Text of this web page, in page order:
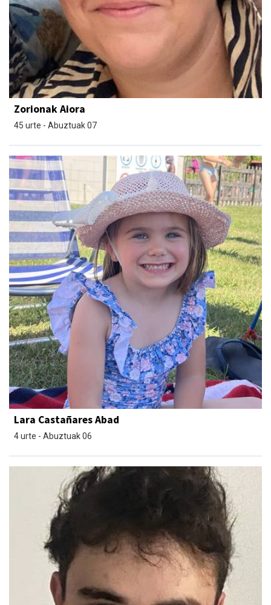
Zorionak Aiora
45 urte - Abuztuak 07
Lara Castañares Abad
4 urte - Abuztuak 06